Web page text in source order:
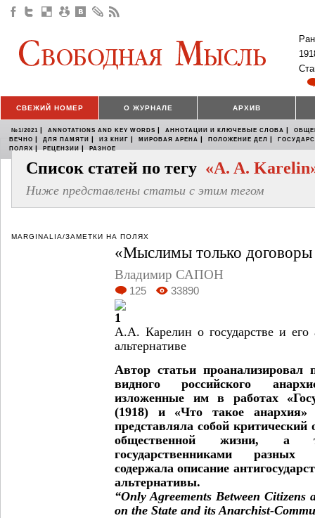
СВЕЖИЙ НОМЕР О ЖУРНАЛЕ АРХИВ
№1/2021 | ANNOTATIONS AND KEY WORDS | АННОТАЦИИ И КЛЮЧЕВЫЕ СЛОВА |
ВЕЧНО | ДЛЯ ПАМЯТИ | ИЗ КНИГ | МИРОВАЯ АРЕНА | ПОЛОЖЕНИЕ ДЕЛ |
ПОЛЯХ | РЕЦЕНЗИИ | РАЗНОЕ
Список статей по тегу «A. A.
Ниже представлены статьи с этим тегом
MARGINALIA/ЗАМЕТКИ НА ПОЛЯХ
«Мыслимы только
Владимир САПОН
125 33890
А.А. Карелин о государстве и его
альтернативе
Автор статьи проанализировал
видного российского
изложенные им в работах
(1918) и «Что такое
представляла собой критический
общественной жизни, а
государственниками
содержала описание
альтернативы.
“Only Agreements Between
on the State and its Anarchist-